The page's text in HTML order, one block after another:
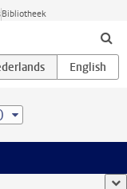
Bibliotheek